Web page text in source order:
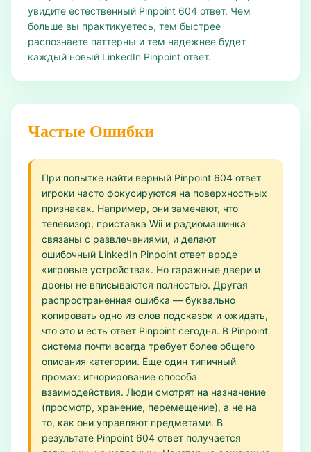
увидите естественный Pinpoint 604 ответ. Чем
больше вы практикуетесь, тем быстрее
распознаете паттерны и тем надежнее будет
каждый новый LinkedIn Pinpoint ответ.
Частые Ошибки
При попытке найти верный Pinpoint 604 ответ
игроки часто фокусируются на поверхностных
признаках. Например, они замечают, что
телевизор, приставка Wii и радиомашинка
связаны с развлечениями, и делают
ошибочный LinkedIn Pinpoint ответ вроде
«игровые устройства». Но гаражные двери и
дроны не вписываются полностью. Другая
распространенная ошибка — буквально
копировать одно из слов подсказок и ожидать,
что это и есть ответ Pinpoint сегодня. В Pinpoint
система почти всегда требует более общего
описания категории. Еще один типичный
промах: игнорирование способа
взаимодействия. Люди смотрят на назначение
(просмотр, хранение, перемещение), а не на
то, как они управляют предметами. В
результате Pinpoint 604 ответ получается